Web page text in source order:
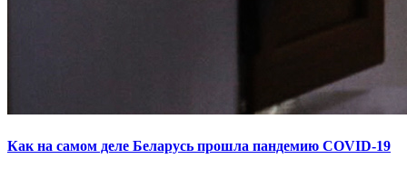
Как на самом деле Беларусь прошла пандемию COVID-19